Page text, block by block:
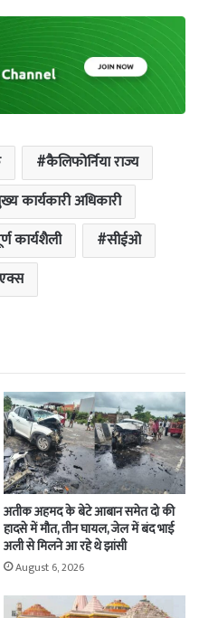
कैलिफोर्निया राज्य
कार्यकारी अधिकारी
कार्यशैली
सीईओ
अतीक अहमद के बेटे आबान समेत दो की
हादसे में मौत, तीन घायल, जेल में बंद भाई
अली से मिलने आ रहे थे झांसी
August 6, 2026